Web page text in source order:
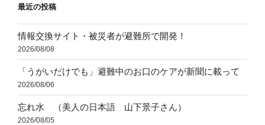
ン
最近の投稿
情報交換サイト・被災者が避難所で開発！
2026/08/08
「うがいだけでも」避難中のお口のケアが新聞に載って
2026/08/06
忘れ水 （美人の日本語 山下景子さん）
2026/08/05